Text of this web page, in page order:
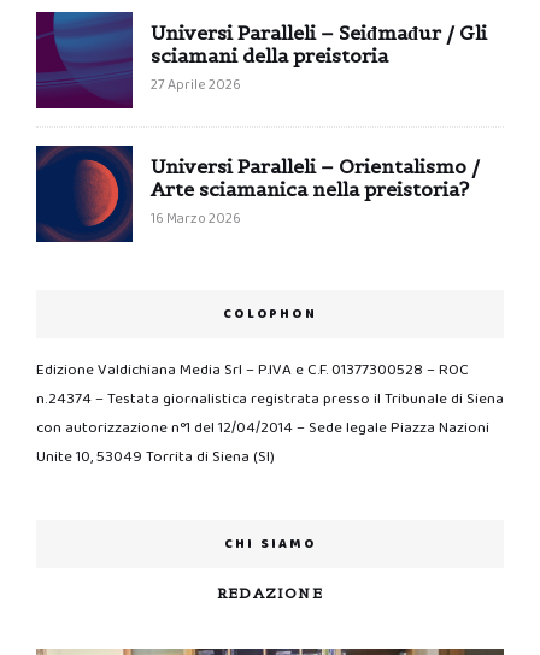
Universi Paralleli – Seiđmađur / Gli
sciamani della preistoria
27 Aprile 2026
Universi Paralleli – Orientalismo /
Arte sciamanica nella preistoria?
16 Marzo 2026
COLOPHON
Edizione Valdichiana Media Srl – P.IVA e C.F. 01377300528 – ROC
n.24374 – Testata giornalistica registrata presso il Tribunale di Siena
con autorizzazione n°1 del 12/04/2014 – Sede legale Piazza Nazioni
Unite 10, 53049 Torrita di Siena (SI)
CHI SIAMO
REDAZIONE